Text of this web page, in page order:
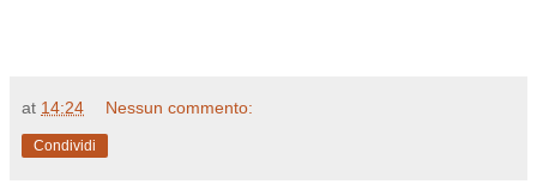
at 14:24 Nessun commento:
Condividi